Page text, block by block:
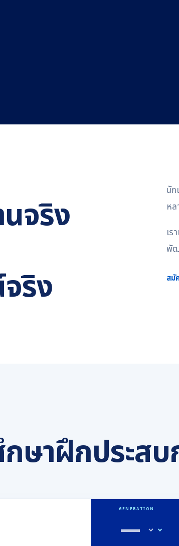
จริง
ริง
นัก
ห
เร
พัฒ
สมั
ษาฝึกประส
GENERATION